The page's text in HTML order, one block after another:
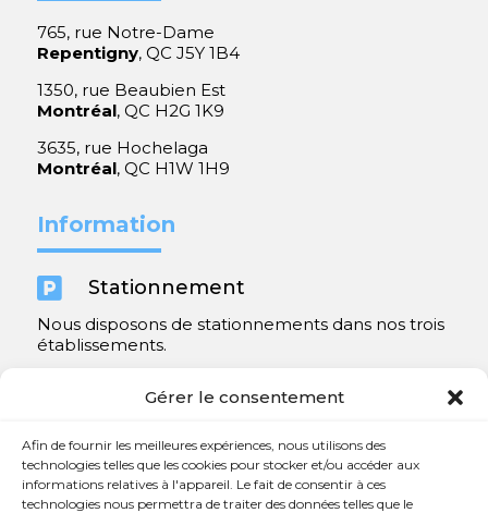
Gérer le consentement
Afin de fournir les meilleures expériences, nous utilisons des
technologies telles que les cookies pour stocker et/ou accéder aux
informations relatives à l'appareil. Le fait de consentir à ces
technologies nous permettra de traiter des données telles que le
765, rue Notre-Dame
Repentigny, QC J5Y 1B4
1350, rue Beaubien Est
Montréal, QC H2G 1K9
3635, rue Hochelaga
Montréal, QC H1W 1H9
Information
 Stationnement
Nous disposons de stationnements dans nos trois
établissements.
Contact
 450 654-3342